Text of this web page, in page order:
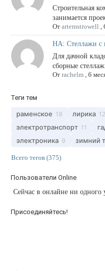
Строительная
занимается
От artemstrowell ,
НА: Стеллажи с
Для дачной
сборные
От rachelm, 6
Теги тем
раменское 18 лирика 12
электротранспорт 11
электроника 9 зимний
Всего тегов (375)
Пользователи Online
Сейчас в онлайне ни одного
Присоединяйтесь!